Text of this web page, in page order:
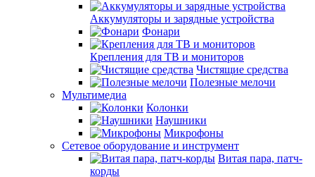
Аккумуляторы и зарядные устройства
Фонари
Крепления для ТВ и мониторов
Чистящие средства
Полезные мелочи
Мультимедиа
Колонки
Наушники
Микрофоны
Сетевое оборудование и инструмент
Витая пара, патч-
корды